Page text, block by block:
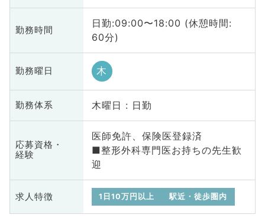
勤務時間
日勤:09:00〜18:00 (休憩時間:
60分)
勤務曜日 木
勤務体系 木曜日 : 日勤
応募資格・
経験
医師免許、保険医登録済
■整形外科専門医お持ちの先生歓
迎
求人特徴 1日10万円以上 駅近・徒歩圏内